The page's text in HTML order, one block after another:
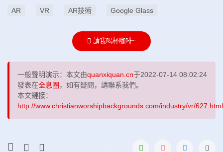
AR VR AR技術 Google Glass
請我喝杯咖啡~
一般聲明演示：本文由quanxiquan.cn于2022-07-14 08:02:24
發表在全息圈 ，如有疑問，請聯系我們。
本文鏈接：
http://www.christianworshipbackgrounds.com/industry/vr/627.html